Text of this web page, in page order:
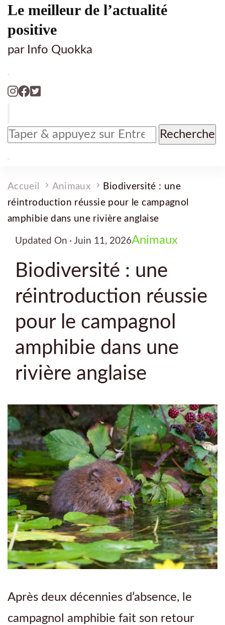
Le meilleur de l’actualité
positive
par Info Quokka
Vous
recherchiez
?
Accueil Animaux
Biodiversité : une
réintroduction réussie pour le campagnol
amphibie dans une rivière anglaise
Updated On Juin 11, 2026Animaux
Biodiversité : une
réintroduction réussie
pour le campagnol
amphibie dans une
rivière anglaise
Après deux décennies d’absence, le
campagnol amphibie fait son retour